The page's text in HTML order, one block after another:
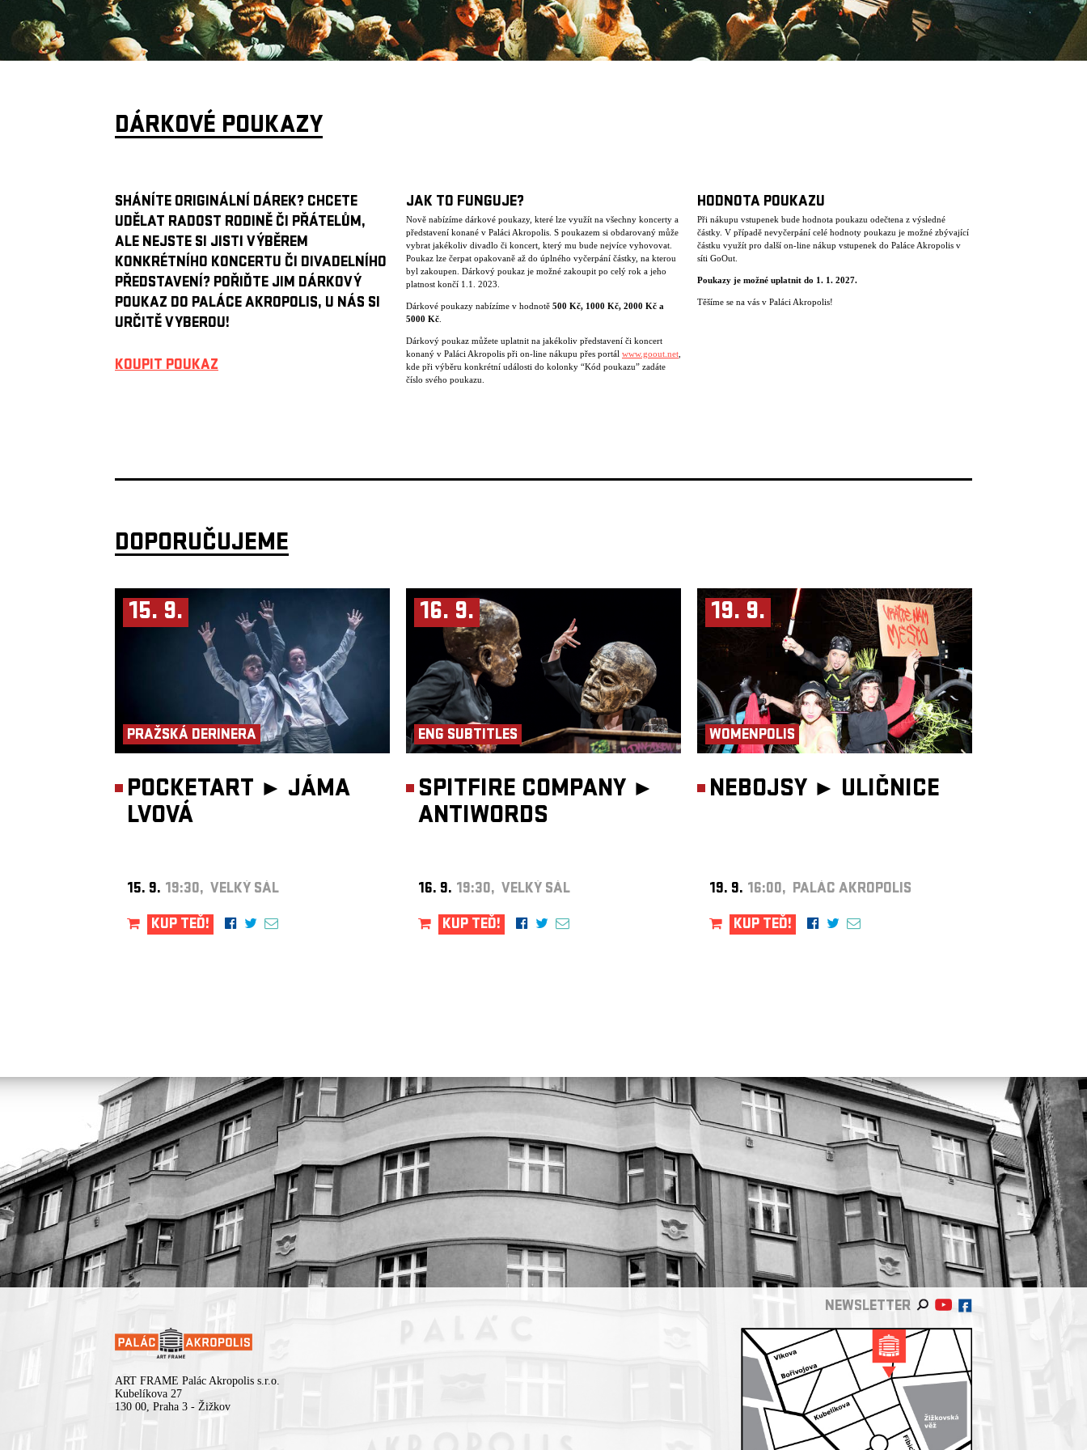
DÁRKOVÉ POUKAZY
SHÁNÍTE ORIGINÁLNÍ DÁREK? CHCETE
UDĚLAT RADOST RODINĚ ČI PŘÁTELŮM,
ALE NEJSTE SI JISTI VÝBĚREM
KONKRÉTNÍHO KONCERTU ČI DIVADELNÍHO
PŘEDSTAVENÍ? POŘIĎTE JIM DÁRKOVÝ
POUKAZ DO PALÁCE AKROPOLIS, U NÁS SI
URČITĚ VYBEROU!
KOUPIT POUKAZ
JAK TO FUNGUJE?
Nově nabízíme dárkové poukazy, které lze využít na všechny koncerty a
představení konané v Paláci Akropolis. S poukazem si obdarovaný může
vybrat jakékoliv divadlo či koncert, který mu bude nejvíce vyhovovat.
Poukaz lze čerpat opakovaně až do úplného vyčerpání částky, na kterou
byl zakoupen. Dárkový poukaz je možné zakoupit po celý rok a jeho
platnost končí 1.1. 2023.
Dárkové poukazy nabízíme v hodnotě 500 Kč, 1000 Kč, 2000 Kč a
5000 Kč
Dárkový poukaz můžete uplatnit na jakékoliv představení či koncert
konaný v Paláci Akropolis při on-line nákupu přes portál www.goout.net
kde při výběru konkrétní události do kolonky “Kód poukazu” zadáte
číslo svého poukazu.
HODNOTA POUKAZU
Při nákupu vstupenek bude hodnota poukazu odečtena z výsledné
částky. V případě nevyčerpání celé hodnoty poukazu je možné zbývající
částku využít pro další on-line nákup vstupenek do Paláce Akropolis v
síti GoOut.
Poukazy je možné uplatnit do 1. 1. 2027.
Těšíme se na vás v Paláci Akropolis!
DOPORUČUJEME
15. 9.
PRAŽSKÁ DERINERA
POCKETART ► JÁMA
LVOVÁ
15. 9. 19:30, VELKÝ SÁL
KUP TEĎ!
16. 9.
ENG SUBTITLES
SPITFIRE COMPANY ►
ANTIWORDS
16. 9. 19:30, VELKÝ SÁL
KUP TEĎ!
19. 9.
WOMENPOLIS
NEBOJSY ► ULIČNICE
19. 9. 16:00, PALÁC AKROPOLIS
KUP TEĎ!
NEWSLETTER
ART FRAME Palác Akropolis s.r.o.
Kubelíkova 27
130 00, Praha 3 - Žižkov